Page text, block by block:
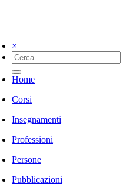
×
Home
Corsi
Insegnamenti
Professioni
Persone
Pubblicazioni